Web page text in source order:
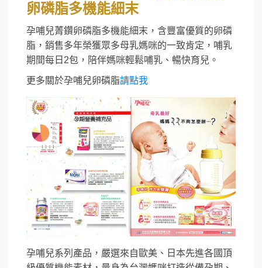
卵磷脂多機能細末
孕哺兒菁鑽卵磷脂多機能細末，含豐富優質的卵磷
脂，銷售多年榮獲眾多母乳媽咪的一致肯定，哺乳
期間每日2包，陪伴媽咪輕鬆哺乳、暢快育兒。
更多關於孕哺兒卵磷脂請點我
孕哺兒系列產品，嚴選來自歐美、日本先進各國頂